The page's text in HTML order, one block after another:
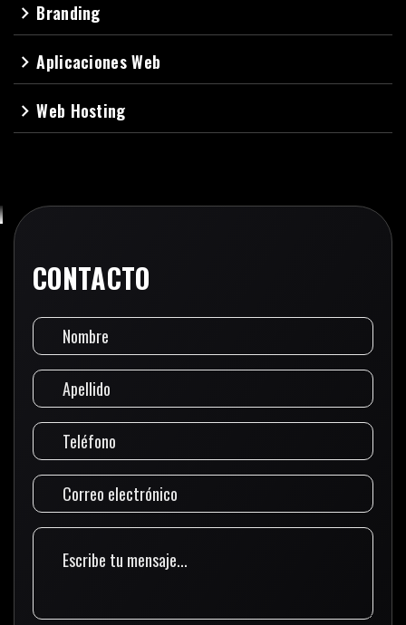
navigate_next Branding
navigate_nextAplicaciones Web
navigate_nextWeb Hosting
CONTACTO